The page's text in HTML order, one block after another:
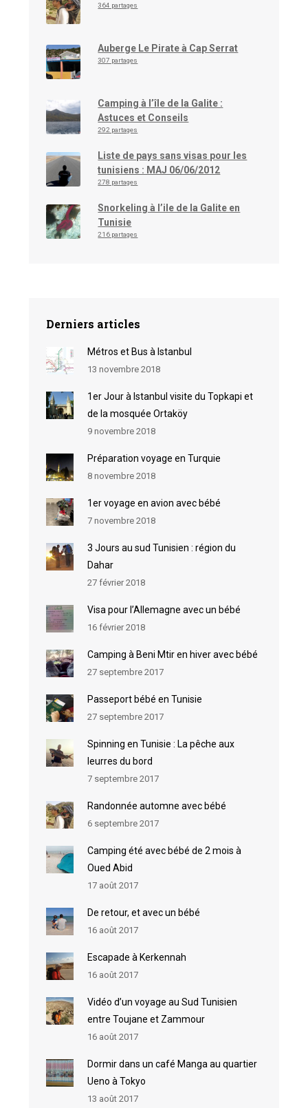
364 partages
Auberge Le Pirate à Cap Serrat
307 partages
Camping à l’île de la Galite :
Astuces et Conseils
292 partages
Liste de pays sans visas pour les
tunisiens : MAJ 06/06/2012
278 partages
Snorkeling à l’ile de la Galite en
Tunisie
216 partages
Derniers articles
Métros et Bus à Istanbul
13 novembre 2018
1er Jour à Istanbul visite du Topkapi et
de la mosquée Ortaköy
9 novembre 2018
Préparation voyage en Turquie
8 novembre 2018
1er voyage en avion avec bébé
7 novembre 2018
3 Jours au sud Tunisien : région du
Dahar
27 février 2018
Visa pour l’Allemagne avec un bébé
16 février 2018
Camping à Beni Mtir en hiver avec bébé
27 septembre 2017
Passeport bébé en Tunisie
27 septembre 2017
Spinning en Tunisie : La pêche aux
leurres du bord
7 septembre 2017
Randonnée automne avec bébé
6 septembre 2017
Camping été avec bébé de 2 mois à
Oued Abid
17 août 2017
De retour, et avec un bébé
16 août 2017
Escapade à Kerkennah
16 août 2017
Vidéo d’un voyage au Sud Tunisien
entre Toujane et Zammour
16 août 2017
Dormir dans un café Manga au quartier
Ueno à Tokyo
13 août 2017